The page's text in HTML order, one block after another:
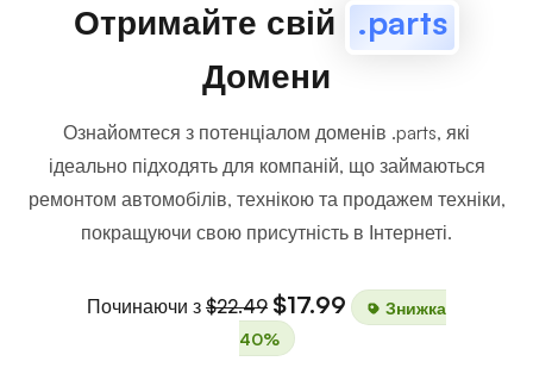
Отримайте свій .parts
Домени
Ознайомтеся з потенціалом доменів .parts, які
ідеально підходять для компаній, що займаються
ремонтом автомобілів, технікою та продажем техніки,
покращуючи свою присутність в Інтернеті.
Починаючи з $22.49 $17.99
Знижка
40%